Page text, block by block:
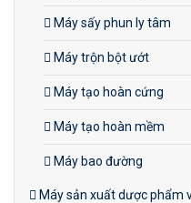
Máy sấy phun ly tâm
Máy trộn bột ướt
Máy tạo hoàn cứng
Máy tạo hoàn mềm
Máy bao đường
Máy sản xuất dược phẩm